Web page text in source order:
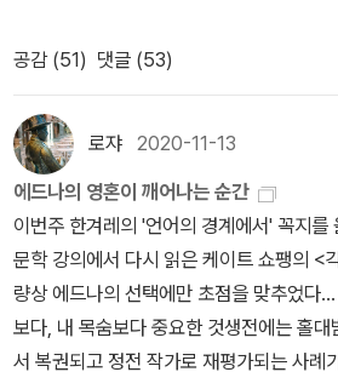
것이다. 그러니까 결국 에드나는 전에는 불
내고 ‘육체’의 해방을 맞이하며, 라이즈의 연
난 것이다. 에드나가 본격적으로 그림을
주를 듣고 난 다음이다. 이 무렵에 모호하고
에 대한 감정 또한 확신하게 된다. 그러니까
인함으로써 각성한 게 아니라, 수영과 음악
어남을 느끼고 로베르를 향한 욕망에도 눈
생각이나 감정을 감추는 데 익숙했고, 이를
던 에드나는 이 두 가지 일을 계기로 자기
게 된다. 자신의 감정과 생각은 ‘자신에게
느끼며 ‘혼자서 이를 누릴 권리’가 있고, 이
하지 말아요.”라고 대꾸하기 시작해, 여태
이상 훌륭한 남자는 없는 걸로 알았다가 이
어는 책 저 뒤편에 나오니, ‘자신만의 삶’
좋다. 앞에서 언급한 <인형의 집> 노라가
을 박차고 너른 세상으로 나간다. 그런데 에
보탤 것이 있다. 최고의 남편, 제일 훌륭한
에도 어느새 팬션집 큰아들, 기껏해야 상
린 청년 로베르와 사랑에 빠져버린 것. 에
른다. 로베르가 갑작스럽게 오늘 밤 당장
전까지는. 에드나는 자신의, 자신만의 삶과
게 족쇄를 채우는 오만함을 경계해야한다.
길고 시대를 넘어서 재평가된다.줄거리는
양지에서 '로베르'라는 청년을 만나 자주 함
러다 '로베르'를 점점 좋아하게 되고 그 또
유롭지 못한 그녀의 상황에 로베르는 자신
떠나게 되는데 그의 빈자리를 통해 에드나
눈을 뜨고 더불어 속박당하지 않는 자유로
다. 에드나는 그렇게 로베르가 떠난 뒤부
찾게된다. 사랑과 고통을 오롯이 경험하며
충만하게 한다는걸 깨닫는다. 무엇보다 이
: 윌리엄 트레버 2. 밀회(새책) : 윌리엄 트
윌리엄 트레버˝의 팬이 되었다. 국내 출판
의 국내책 표지들도 하나같이 좋다.3. 여
뒤라스˝의 작품에 ˝백수린˝작가님의 번역
러고 보니 최근에 여름이 들어간 제목의 책
베르의 앵무새 : 줄리언 반스 ˝줄리언 반스˝
다. 아직 <예감은 틀리지 않는다>와 <연
그런데 중고 최상이어서 구매했다. 거의
여자 1 : 존 파울즈 쿨캣님의 리뷰를 보고
고매장에 이 책이 있길래 바로 구매했다. 역
최고인것 같다.6. 각성 : 케이트 쇼팽 <실
공감 (51) 댓글 (53)
로쟈 2020-11-13
에드나의 영혼이 깨어나는 순간
이번주 한겨레의 '언어의 경계에서' 꼭지를
문학 강의에서 다시 읽은 케이트 쇼팽의 <
량상 에드나의 선택에만 초점을 맞추었다... 한겨레(20. 11. 13) 자식
보다, 내 목숨보다 중요한 것생전에는 홀대
서 복권되고 정전 작가로 재평가되는 사례